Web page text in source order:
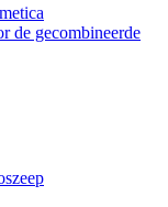
de gecombineerde